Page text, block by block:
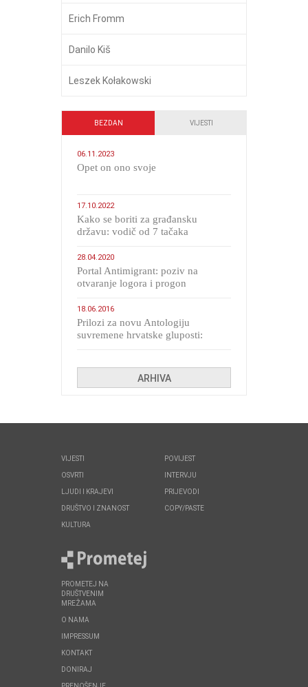
Erich Fromm
Danilo Kiš
Leszek Kołakowski
BEZDAN VIJESTI
06.11.2023
​Opet on ono svoje
17.10.2022
Kako se boriti za građansku
državu: vodič od 7 tačaka
28.04.2020
Portal Antimigrant: poziv na
otvaranje logora i progon
18.06.2016
Prilozi za novu Antologiju
suvremene hrvatske gluposti:
ARHIVA
VIJESTI
OSVRTI
LJUDI I KRAJEVI
DRUŠTVO I ZNANOST
KULTURA
POVIJEST
INTERVJU
PRIJEVODI
COPY/PASTE
PROMETEJ NA
DRUŠTVENIM
MREŽAMA
O NAMA
IMPRESSUM
KONTAKT
DONIRAJ